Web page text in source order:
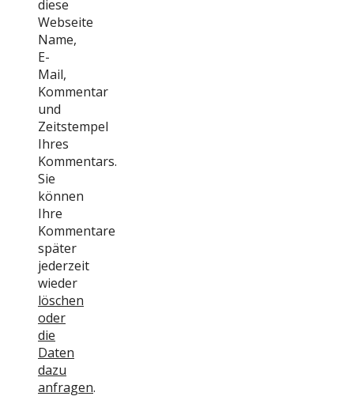
diese
Webseite
Name,
E-
Mail,
Kommentar
und
Zeitstempel
Ihres
Kommentars.
Sie
können
Ihre
Kommentare
später
jederzeit
wieder
löschen
oder
die
Daten
dazu
anfragen.